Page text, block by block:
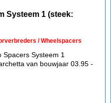
Systeem 1 (steek:
/ Wheelspacers
Systeem 1
van bouwjaar 03.95 -